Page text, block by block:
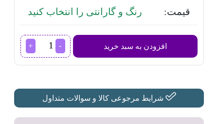
قیمت: رنگ و گارانتی را انتخاب کنید
افزودن به سبد خرید
ماشین
لباسشویی
عدد
شرایط مرجوعی کالا و سوالات متداول